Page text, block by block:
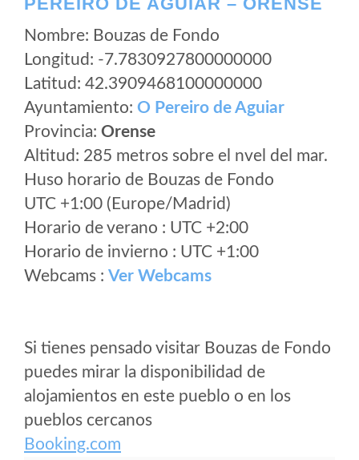
Nombre: Bouzas de Fondo
Longitud: -7.7830927800000000
Latitud: 42.3909468100000000
Ayuntamiento: O Pereiro de Aguiar
Provincia: Orense
Altitud: 285 metros sobre el nvel del mar.
Huso horario de Bouzas de Fondo
UTC +1:00 (Europe/Madrid)
Horario de verano : UTC +2:00
Horario de invierno : UTC +1:00
Webcams : Ver Webcams
Si tienes pensado visitar Bouzas de Fondo
puedes mirar la disponibilidad de
alojamientos en este pueblo o en los
pueblos cercanos
Booking.com